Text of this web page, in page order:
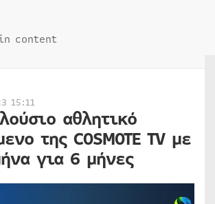
content
15:11
αθλητικό
της COSMOTE TV με
για 6 μήνες